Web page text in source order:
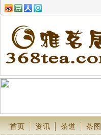
首页 资讯 茶道 茶图